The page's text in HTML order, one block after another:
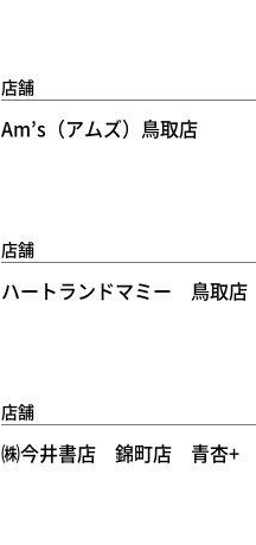
店舗
Am’s（アムズ）鳥取店
店舗
ハートランドマミー 鳥取店
店舗
㈱今井書店 錦町店 青杏+